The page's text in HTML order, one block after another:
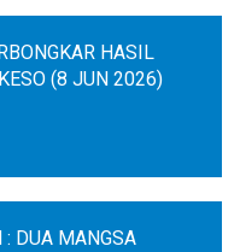
HASIL
(8 JUN 2026)
: DUA MANGSA